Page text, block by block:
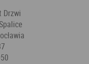
Drzwi